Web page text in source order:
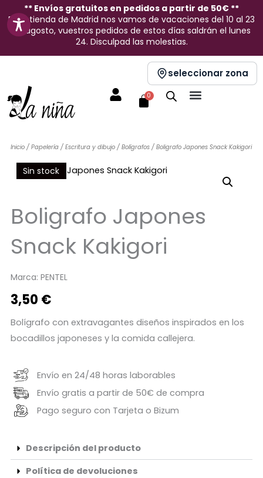
contenido
** Envíos gratuitos en pedidos a partir de 50€ **
En la tienda de Madrid nos vamos de vacaciones del 10 al 23
de agosto, vuestros pedidos de estos días saldrán el lunes
24. Disculpad las molestias.
seleccionar zona
0
Carrito
Inicio/ Papelería/ Escritura y dibujo/ Bolígrafos/ Boligrafo Japones Snack Kakigori
Sin stock
Boligrafo Japones
Snack Kakigori
Marca: PENTEL
3,50 €
Bolígrafo con extravagantes diseños inspirados en los
bocadillos japoneses y la comida callejera.
Envío en 24/48 horas laborables
Envío gratis a partir de 50€ de compra
Pago seguro con Tarjeta o Bizum
Descripción del producto
Política de devoluciones